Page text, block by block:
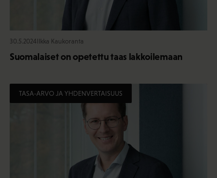
30.5.2024Ilkka Kaukoranta
Suomalaiset on opetettu taas lakkoilemaan
TASA-ARVO JA YHDENVERTAISUUS